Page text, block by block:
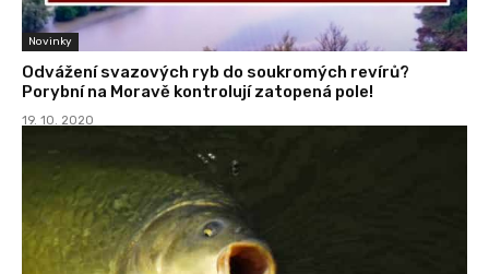
Novinky
Odvážení svazových ryb do soukromých revírů?
Porybní na Moravě kontrolují zatopená pole!
19. 10. 2020